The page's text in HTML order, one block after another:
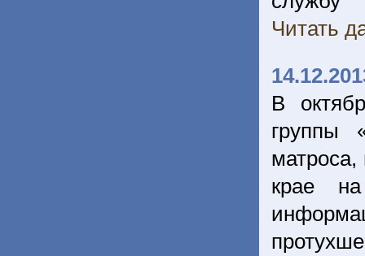
Читать
В
группы
крае